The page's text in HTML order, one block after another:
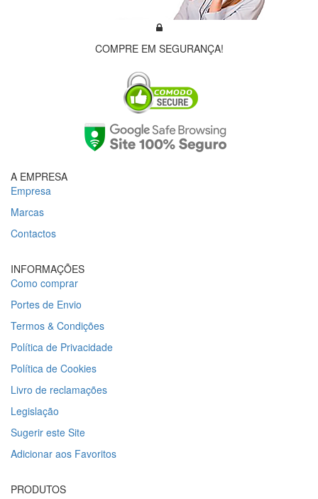
COMPRE EM SEGURANÇA!
A EMPRESA
Empresa
Marcas
Contactos
INFORMAÇÕES
Como comprar
Portes de Envio
Termos & Condições
Política de Privacidade
Política de Cookies
Livro de reclamações
Legislação
Sugerir este Site
Adicionar aos Favoritos
PRODUTOS